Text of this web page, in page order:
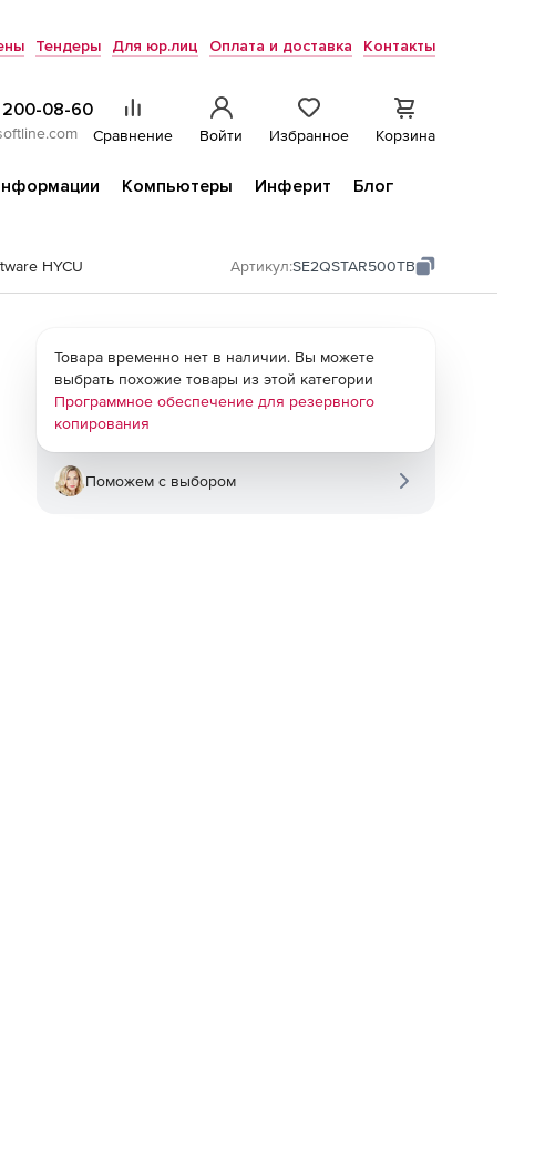
Тендеры Для юр.лиц Оплата и доставка Контакты
200-08-60
Сравнение Войти Избранное Корзина
Компьютеры Инферит
Блог
HYCU Артикул:SE2QSTAR500TB
Товара временно нет в наличии. Вы можете
выбрать похожие товары из этой категории
Программное обеспечение для резервного
копирования
Поможем с выбором